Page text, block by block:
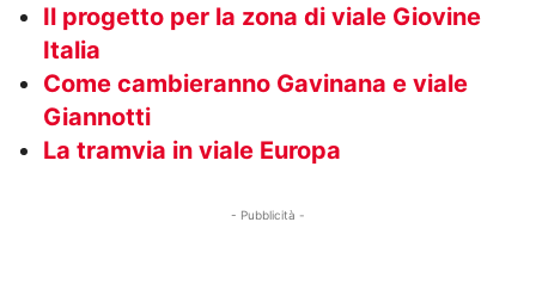
Il progetto per la zona di viale Giovine
Italia
Come cambieranno Gavinana e viale
Giannotti
La tramvia in viale Europa
- Pubblicità -